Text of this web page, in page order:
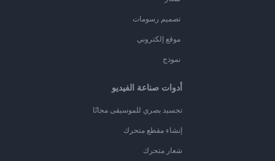
تصميم رسومات
موقع إلكتروني
نموذج
أدوات صناعة الفيديو
تجسيد بصري للموسيقى مجانًا
إنشاء مقطع متحرك
شعار متحرك